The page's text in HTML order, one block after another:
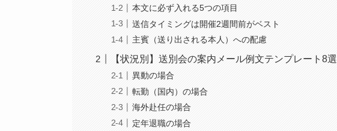
本文に必ず入れる5つの項目
送信タイミングは開催2週間前がベスト
主賓（送り出される本人）への配慮
【状況別】送別会の案内メール例文テンプレート8選
異動の場合
転勤（国内）の場合
海外赴任の場合
定年退職の場合